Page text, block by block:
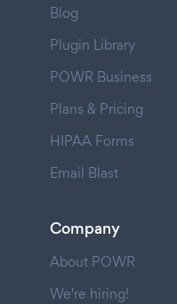
Blog
Plugin Library
POWR Business
Plans & Pricing
HIPAA Forms
Email Blast
Company
About POWR
We're hiring!